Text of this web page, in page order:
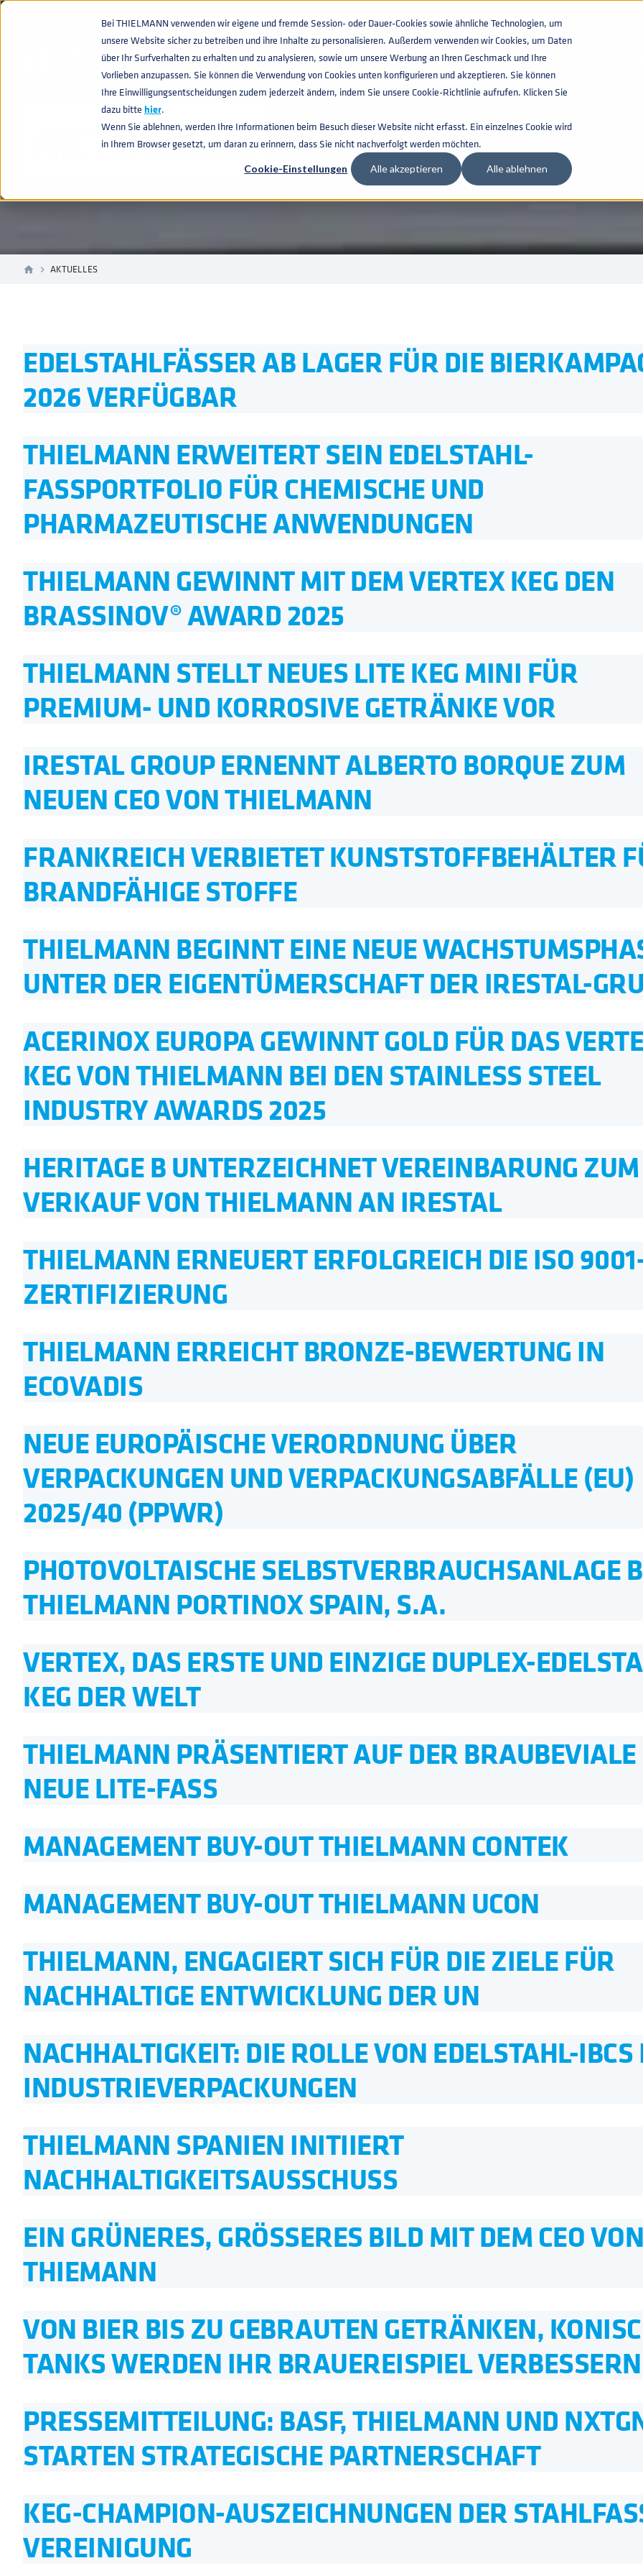
Bei THIELMANN verwenden wir eigene und fremde Session- oder Dauer-Cookies sowie ähnliche Technologien, um
unsere Website sicher zu betreiben und ihre Inhalte zu personalisieren. Außerdem verwenden wir Cookies, um Daten
über Ihr Surfverhalten zu erhalten und zu analysieren, sowie um unsere Werbung an Ihren Geschmack und Ihre
Vorlieben anzupassen. Sie können die Verwendung von Cookies unten konfigurieren und akzeptieren. Sie können
Ihre Einwilligungsentscheidungen zudem jederzeit ändern, indem Sie unsere Cookie-Richtlinie aufrufen. Klicken Sie
dazu bitte hier.
Wenn Sie ablehnen, werden Ihre Informationen beim Besuch dieser Website nicht erfasst. Ein einzelnes Cookie wird
in Ihrem Browser gesetzt, um daran zu erinnern, dass Sie nicht nachverfolgt werden möchten.
Cookie-Einstellungen Alle akzeptieren Alle ablehnen
KEGS FÜR
AKTUELLES
home navigate_next AKTUELLES
EDELSTAHLFÄSSER AB LAGER FÜR DIE
2026 VERFÜGBAR
THIELMANN ERWEITERT SEIN EDELSTAHL-
FASSPORTFOLIO FÜR CHEMISCHE UND
PHARMAZEUTISCHE ANWENDUNGEN
THIELMANN GEWINNT MIT DEM VERTEX KEG DEN
BRASSINOV® AWARD 2025
THIELMANN STELLT NEUES LITE KEG MINI FÜR
PREMIUM- UND KORROSIVE GETRÄNKE VOR
IRESTAL GROUP ERNENNT ALBERTO BORQUE ZUM
NEUEN CEO VON THIELMANN
FRANKREICH VERBIETET KUNSTSTOFFBEHÄLTER
BRANDFÄHIGE STOFFE
THIELMANN BEGINNT EINE NEUE
UNTER DER EIGENTÜMERSCHAFT DER IRESTAL-
ACERINOX EUROPA GEWINNT GOLD FÜR DAS
KEG VON THIELMANN BEI DEN STAINLESS STEEL
INDUSTRY AWARDS 2025
HERITAGE B UNTERZEICHNET VEREINBARUNG ZUM
VERKAUF VON THIELMANN AN IRESTAL
THIELMANN ERNEUERT ERFOLGREICH DIE ISO
ZERTIFIZIERUNG
THIELMANN ERREICHT BRONZE-BEWERTUNG IN
ECOVADIS
NEUE EUROPÄISCHE VERORDNUNG ÜBER
VERPACKUNGEN UND VERPACKUNGSABFÄLLE (EU)
2025/40 (PPWR)
PHOTOVOLTAISCHE SELBSTVERBRAUCHSANLAGE
THIELMANN PORTINOX SPAIN, S.A.
VERTEX, DAS ERSTE UND EINZIGE DUPLEX-
KEG DER WELT
THIELMANN PRÄSENTIERT AUF DER BRAUBEVIALE
NEUE LITE-FASS
MANAGEMENT BUY-OUT THIELMANN CONTEK
MANAGEMENT BUY-OUT THIELMANN UCON
THIELMANN, ENGAGIERT SICH FÜR DIE ZIELE FÜR
NACHHALTIGE ENTWICKLUNG DER UN
NACHHALTIGKEIT: DIE ROLLE VON EDELSTAHL-
INDUSTRIEVERPACKUNGEN
THIELMANN SPANIEN INITIIERT
NACHHALTIGKEITSAUSSCHUSS
EIN GRÜNERES, GRÖSSERES BILD MIT DEM CEO VON
THIEMANN
VON BIER BIS ZU GEBRAUTEN GETRÄNKEN,
TANKS WERDEN IHR BRAUEREISPIEL VERBESSERN
PRESSEMITTEILUNG: BASF, THIELMANN UND
STARTEN STRATEGISCHE PARTNERSCHAFT
KEG-CHAMPION-AUSZEICHNUNGEN DER
VEREINIGUNG